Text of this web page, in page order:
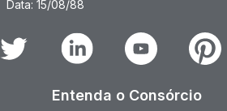
Data: 15/08/88
Twitter Linkedin Youtube
Entenda o Consórcio